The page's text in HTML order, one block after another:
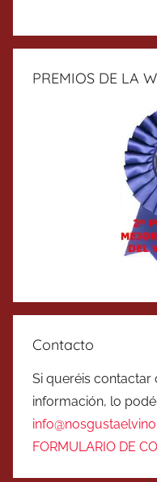
PREMIOS DE LA
Contacto
Si queréis
información, lo
FORMULARIO DE